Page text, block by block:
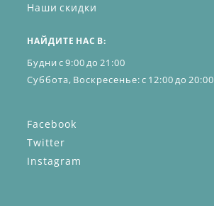
Наши скидки
НАЙДИТЕ НАС В:
Будни с 9:00 до 21:00
Суббота, Воскресенье: с 12:00 до 20:00
Facebook
Twitter
Instagram